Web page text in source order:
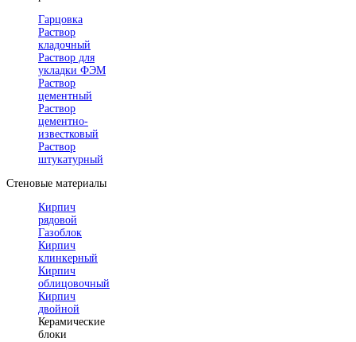
Гарцовка
Раствор
кладочный
Раствор для
укладки ФЭМ
Раствор
цементный
Раствор
цементно-
известковый
Раствор
штукатурный
Стеновые материалы
Кирпич
рядовой
Газоблок
Кирпич
клинкерный
Кирпич
облицовочный
Кирпич
двойной
Керамические
блоки